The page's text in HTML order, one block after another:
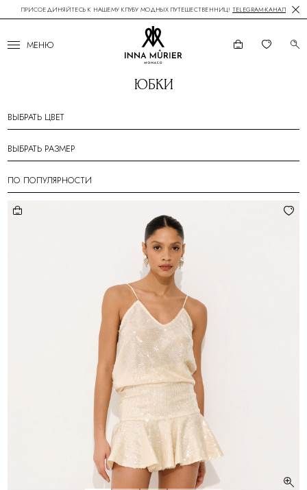
ПРИСОЕДИНЯЙТЕСЬ К НАШЕМУ КЛУБУ МОДНЫХ ПУТЕШЕСТВЕННИЦ! TELEGRAM-КАНАЛ
МЕНЮ
ЮБКИ
ВЫБРАТЬ ЦВЕТ
ВЫБРАТЬ РАЗМЕР
ПО ПОПУЛЯРНОСТИ